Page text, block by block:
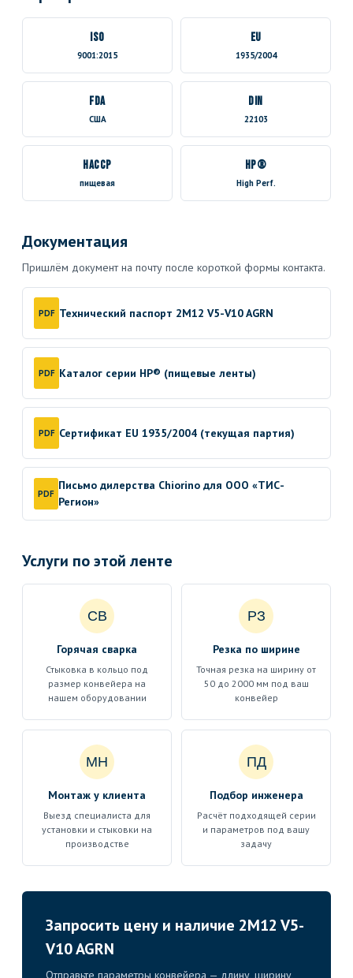
ISO
9001:2015
EU
1935/2004
FDA
США
DIN
22103
HACCP
пищевая
HP®
High Perf.
Документация
Пришлём документ на почту после короткой формы контакта.
PDF Технический паспорт 2M12 V5-V10 AGRN
PDF Каталог серии HP® (пищевые ленты)
PDF Сертификат EU 1935/2004 (текущая партия)
PDF
Письмо дилерства Chiorino для ООО «ТИС-
Регион»
Услуги по этой ленте
СВ
Горячая сварка
Стыковка в кольцо под
размер конвейера на
нашем оборудовании
РЗ
Резка по ширине
Точная резка на ширину от
50 до 2000 мм под ваш
конвейер
МН
Монтаж у клиента
Выезд специалиста для
установки и стыковки на
производстве
ПД
Подбор инженера
Расчёт подходящей серии
и параметров под вашу
задачу
Запросить цену и наличие 2M12 V5-
V10 AGRN
Отправьте параметры конвейера — длину, ширину,